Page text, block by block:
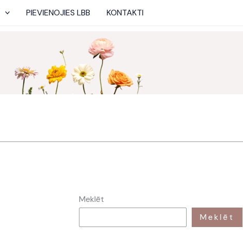
PIEVIENOJIES LBB KONTAKTI
Meklēt
Meklēt